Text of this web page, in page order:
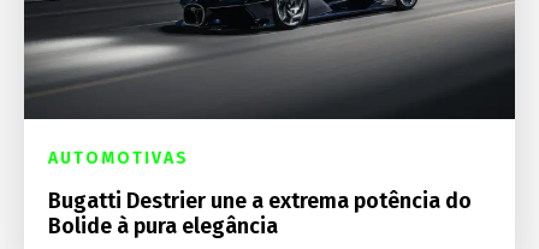
AUTOMOTIVAS
Bugatti Destrier une a extrema potência do
Bolide à pura elegância